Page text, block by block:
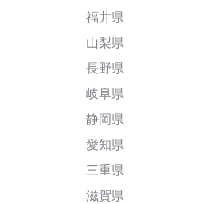
福井県
山梨県
長野県
岐阜県
静岡県
愛知県
三重県
滋賀県